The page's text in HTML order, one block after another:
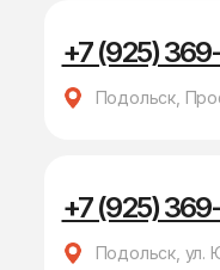
+7 (925)
Подольск,
+7 (925)
Подольск, ул.